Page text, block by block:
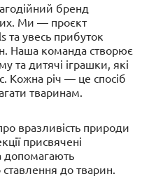
бренд
Ми — проєкт
та увесь прибуток
Наша команда створює
та дитячі іграшки, які
Кожна річ — це спосіб
тваринам.
вразливість природи
присвячені
допомагають
до тварин.